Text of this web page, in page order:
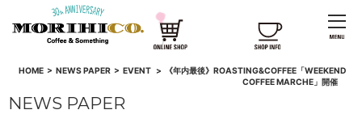
HOME> NEWS PAPER> EVENT >
《年内最後》ROASTING&COFFEE「WEEKEND
COFFEE MARCHE」開催
NEWS PAPER